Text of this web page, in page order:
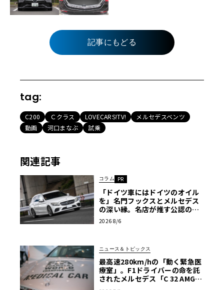
記事にもどる
tag:
C200 Ｃクラス LOVECARS!TV!
メルセデスベンツ
動画
河口まなぶ 試乗
関連記事
コラム PR
「ドイツ車にはドイツのオイル
を」名門フックスとメルセデス
の深い縁。名店が推す公認の安
心と、Cクラスで味わうシルキー
な走り〈PR〉
2026 8/6
ニュース＆トピックス
最高速280km/hの「動く緊急医
療室」。F1ドライバーの命を託
されたメルセデス「C 32 AMG」